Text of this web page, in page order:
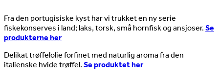
Fra den portugisiske kyst har vi trukket en ny serie
fiskekonserves i land; laks, torsk, små hornfisk og ansjoser. Se
produkterne her
Delikat trøffelolie forfinet med naturlig aroma fra den
italienske hvide trøffel. Se produktet her